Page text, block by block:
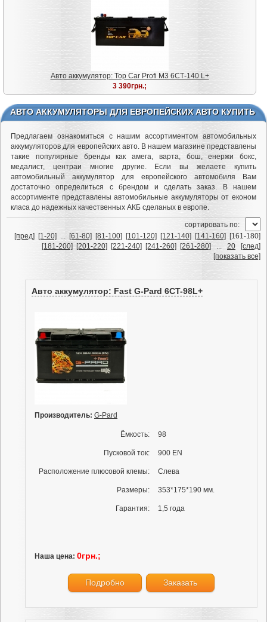
Авто аккумулятор: Top Car Profi M3 6СТ-140 L+
3 390грн.;
АВТО АККУМУЛЯТОРЫ ДЛЯ ЕВРОПЕЙСКИХ АВТО КУПИТЬ
Предлагаем ознакомиться с нашим ассортиментом автомобильных
аккумуляторов для европейских авто. В нашем магазине представлены
такие популярные бренды как амега, варта, бош, енержи бокс,
медалист, центраи многие другие. Если вы желаете купить
автомобильный аккумулятор для европейского автомобиля Вам
достаточно определиться с брендом и сделать заказ. В нашем
ассортименте представлены автомобильные аккумуляторы от економ
класа до надежных качественных АКБ сделаных в европе.
cортировать по:
[пред]
[1-20] ... [61-80] [81-100] [101-120] [121-140] [141-160] [161-180]
[181-200]
[201-220] [221-240] [241-260] [261-280] ... 20
[след]
[показать все]
Авто аккумулятор: Fast G-Pard 6CT-98L+
Производитель: G-Pard
Ёмкость: 98
Пусковой ток: 900 EN
Расположение плюсовой клемы: Слева
Размеры: 353*175*190 мм.
Гарантия: 1,5 года
Наша цена: 0грн.;
Подробно Заказать